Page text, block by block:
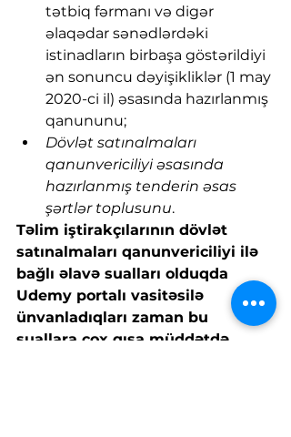
tətbiq fərmanı və digər
əlaqədar sənədlərdəki
istinadların birbaşa göstərildiyi
ən sonuncu dəyişikliklər (1 may
2020-ci il) əsasında hazırlanmış
qanununu;
Dövlət satınalmaları
qanunvericiliyi əsasında
hazırlanmış tenderin əsas
şərtlər toplusunu.
Təlim iştirakçılarının dövlət
satınalmaları qanunvericiliyi ilə
bağlı əlavə sualları olduqda
Udemy portalı vasitəsilə
ünvanladıqları zaman bu
suallara çox qısa müddətdə